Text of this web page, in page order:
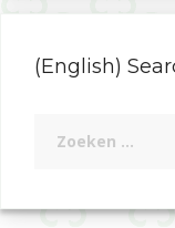
(English)
naar: